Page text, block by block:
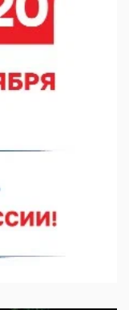
Росгвардии